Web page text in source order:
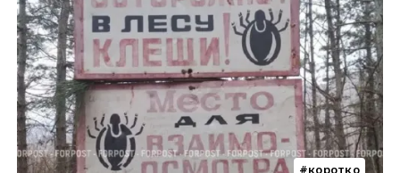
коротко